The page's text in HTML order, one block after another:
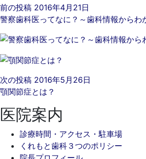
前の投稿 2016年4月21日
警察歯科医ってなに？～歯科情報からわ
次の投稿 2016年5月26日
顎関節症とは？
医院案内
診療時間・アクセス・駐車場
くれもと歯科３つのポリシー